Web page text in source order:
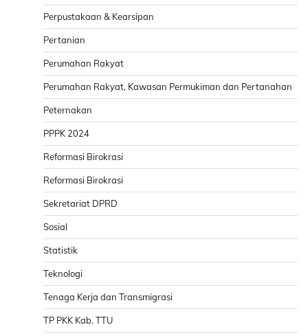
Perpustakaan & Kearsipan
Pertanian
Perumahan Rakyat
Perumahan Rakyat, Kawasan Permukiman dan Pertanahan
Peternakan
PPPK 2024
Reformasi Birokrasi
Reformasi Birokrasi
Sekretariat DPRD
Sosial
Statistik
Teknologi
Tenaga Kerja dan Transmigrasi
TP PKK Kab. TTU